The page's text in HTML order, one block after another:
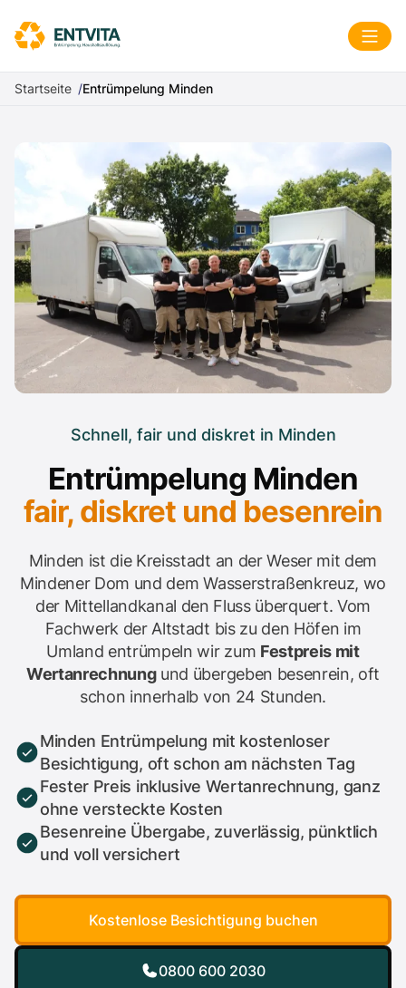
Startseite Entrümpelung Minden
Schnell, fair und diskret in Minden
Entrümpelung Minden
fair, diskret und besenrein
Minden ist die Kreisstadt an der Weser mit dem
Mindener Dom und dem Wasserstraßenkreuz, wo
der Mittellandkanal den Fluss überquert. Vom
Fachwerk der Altstadt bis zu den Höfen im
Umland entrümpeln wir zum Festpreis mit
Wertanrechnungund übergeben besenrein, oft
schon innerhalb von 24 Stunden.
Minden Entrümpelung mit kostenloser
Besichtigung, oft schon am nächsten Tag
Fester Preis inklusive Wertanrechnung, ganz
ohne versteckte Kosten
Besenreine Übergabe, zuverlässig, pünktlich
und voll versichert
Kostenlose Besichtigung buchen
0800 600 2030